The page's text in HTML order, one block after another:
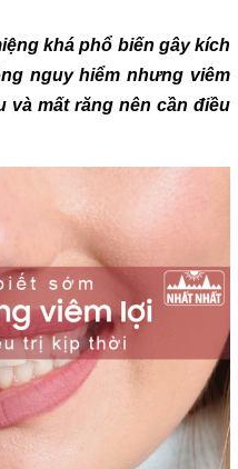
khá phổ biến gây kích
nguy hiểm nhưng viêm
và mất răng nên cần điều